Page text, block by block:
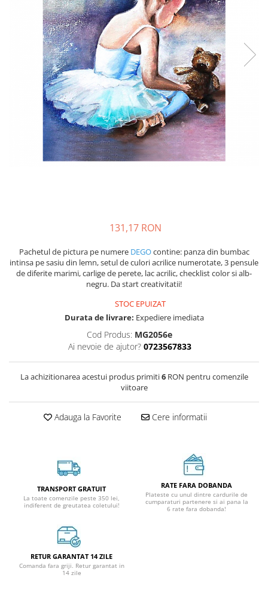
131,17 RON
Pachetul de pictura pe numereDEGOcontine: panza din bumbac
intinsa pe sasiu din lemn, setul de culori acrilice numerotate, 3 pensule
de diferite marimi, carlige de perete, lac acrilic, checklist color si alb-
negru. Da start creativitatii!
STOC EPUIZAT
Durata de livrare: Expediere imediata
Cod Produs: MG2056e
Ai nevoie de ajutor? 0723567833
La achizitionarea acestui produs primiti6RON pentru comenzile
viitoare
Adauga la Favorite Cere informatii
TRANSPORT GRATUIT
La toate comenzile peste 350 lei,
indiferent de greutatea coletului!
RATE FARA DOBANDA
Plateste cu unul dintre cardurile de
cumparaturi partenere si ai pana la
6 rate fara dobanda!
RETUR GARANTAT 14 ZILE
Comanda fara griji. Retur garantat in
14 zile